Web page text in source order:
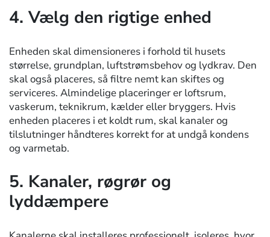
4. Vælg den rigtige enhed
Enheden skal dimensioneres i forhold til husets
størrelse, grundplan, luftstrømsbehov og lydkrav. Den
skal også placeres, så filtre nemt kan skiftes og
serviceres. Almindelige placeringer er loftsrum,
vaskerum, teknikrum, kælder eller bryggers. Hvis
enheden placeres i et koldt rum, skal kanaler og
tilslutninger håndteres korrekt for at undgå kondens
og varmetab.
5. Kanaler, røgrør og
lyddæmpere